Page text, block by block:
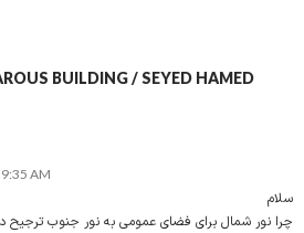
BUILDING / SEYED HAMED
AM
سلام
چرا نور شمال برای فضای عمومی به نور جنوب ترجیح